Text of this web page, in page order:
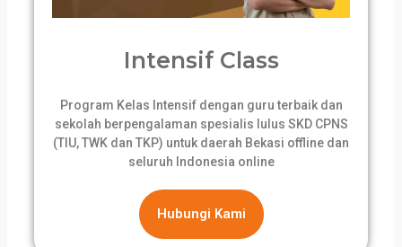
Intensif Class
Program Kelas Intensif dengan guru terbaik dan
sekolah berpengalaman spesialis lulus SKD CPNS
(TIU, TWK dan TKP) untuk daerah Bekasi offline dan
seluruh Indonesia online
Hubungi Kami